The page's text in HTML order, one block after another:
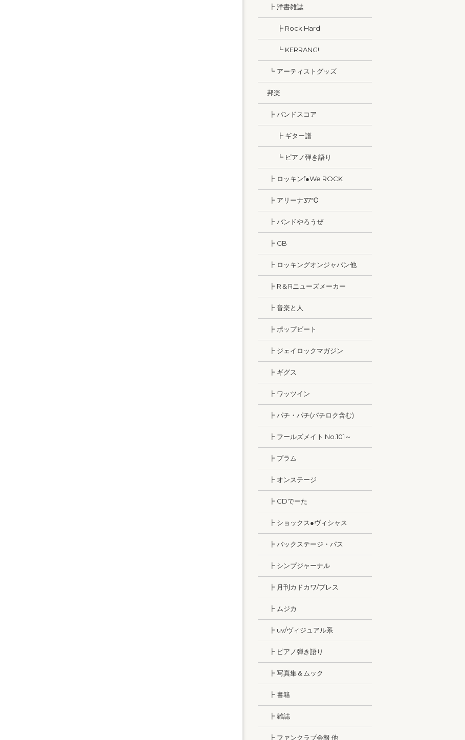
┣ 洋書雑誌
┣ Rock Hard
┗ KERRANG!
┗ アーティストグッズ
邦楽
┣ バンドスコア
┣ ギター譜
┗ ピアノ弾き語り
┣ ロッキンf●We ROCK
┣ アリーナ37℃
┣ バンドやろうぜ
┣ GB
┣ ロッキングオンジャパン他
┣ R＆Rニューズメーカー
┣ 音楽と人
┣ ポップビート
┣ ジェイロックマガジン
┣ ギグス
┣ ワッツイン
┣ パチ・パチ(パチロク含む)
┣ フールズメイト No.101～
┣ プラム
┣ オンステージ
┣ CDでーた
┣ ショックス●ヴィシャス
┣ バックステージ・パス
┣ シンプジャーナル
┣ 月刊カドカワ/ブレス
┣ ムジカ
┣ uv/ヴィジュアル系
┣ ピアノ弾き語り
┣ 写真集＆ムック
┣ 書籍
┣ 雑誌
┣ ファンクラブ会報 他